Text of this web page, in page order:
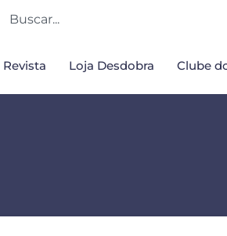
Revista Loja Desdobra Clube